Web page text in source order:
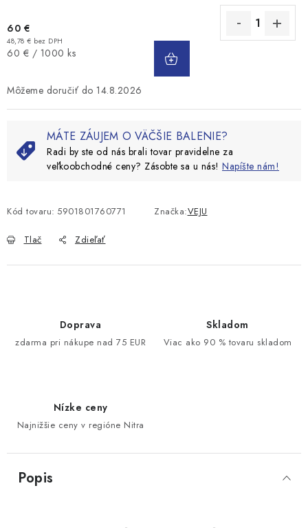
60 €
48,78 € bez DPH
Jednotková
60 € / 1000 ks
14.8.2026
MÁTE ZÁUJEM O VÄČŠIE BALENIE?
Radi by ste od nás brali tovar pravidelne za
veľkoobchodné ceny? Zásobte sa u nás! Napíšte nám!
Kód tovaru: 5901801760771 Značka:VEJU
Tlač Zdieľať
Doprava
zdarma pri nákupe nad 75 EUR
Skladom
Viac ako 90 % tovaru skladom
Nízke ceny
Najnižšie ceny v regióne Nitra
Popis